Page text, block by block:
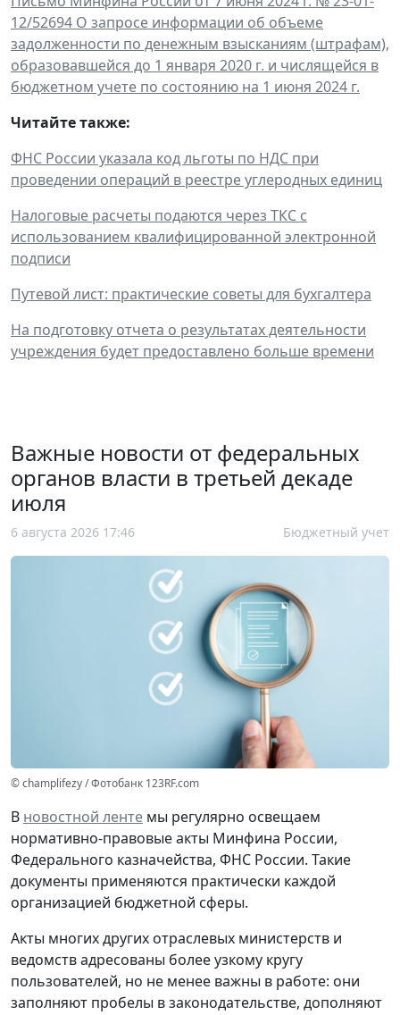
12/52694 О запросе информации об объеме
задолженности по денежным взысканиям (штрафам),
образовавшейся до 1 января 2020 г. и числящейся в
бюджетном учете по состоянию на 1 июня 2024 г.
Читайте также:
ФНС России указала код льготы по НДС при
проведении операций в реестре углеродных единиц
Налоговые расчеты подаются через ТКС с
использованием квалифицированной электронной
подписи
Путевой лист: практические советы для бухгалтера
На подготовку отчета о результатах деятельности
учреждения будет предоставлено больше времени
Важные новости от федеральных
органов власти в третьей декаде
июля
6 августа 2026 17:46 Бюджетный учет
© champlifezy / Фотобанк 123RF.com
В новостной ленте мы регулярно освещаем
нормативно-правовые акты Минфина России,
Федерального казначейства, ФНС России. Такие
документы применяются практически каждой
организацией бюджетной сферы.
Акты многих других отраслевых министерств и
ведомств адресованы более узкому кругу
пользователей, но не менее важны в работе: они
заполняют пробелы в законодательстве, дополняют